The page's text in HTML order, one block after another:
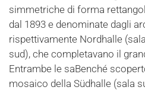
simmetriche di forma
dal 1893 e denominate dagli
rispettivamente Nordhalle
sud), che completavano il
Entrambe le saBenché
mosaico della Südhalle (sala